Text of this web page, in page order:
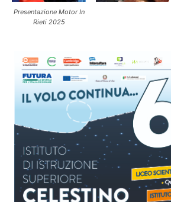
Presentazione Motor In
Rieti 2025